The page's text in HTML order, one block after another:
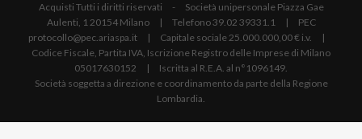
Acquisti Tutti i diritti riservati - Società unipersonale Piazza Gae
Aulenti, 1 20154 Milano | Telefono 39.02 39331.1 | PEC
protocollo@pec.ariaspa.it | Capitale sociale 25.000.000,00 € i.v. |
Codice Fiscale, Partita IVA, Iscrizione Registro delle Imprese di Milano
05017630152 | Iscritta al R.E.A. al n°1096149.
Società soggetta a direzione e coordinamento da parte della Regione
Lombardia.